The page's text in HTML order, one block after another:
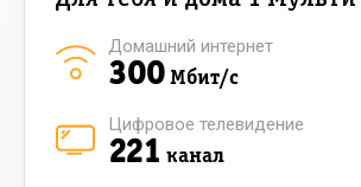
300Мбит/с
Домашний интернет
221 канал
Цифровое телевидение